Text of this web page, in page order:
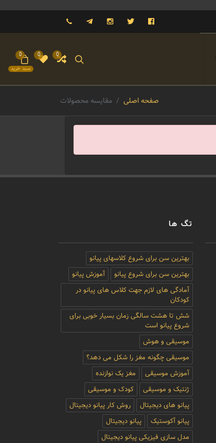
فیسبوک توییتر اینستاگرام تلگرام
0
0
سبد خرید
0
صفحه اصلی مقایسه محصولات
تگ ها
بهترین سن برای شروع کلاسهای پیانو
بهترین سن برای شروع پیانو
آموزش پیانو
آمادگی های لازم جهت کلاس های پیانو در
کودکان
شش تا هشت سالگی زمان بسیار خوبی برای
شروع پیانو است
موسیقی و هوش
موسیقی چگونه مغز را شکل می دهد؟
آموزش موسیقی
مغز یک نوازنده
ژنتیک و موسیقی
کودک و موسیقی
پیانو های دیجیتال
روش کار پیانو دیجیتال
پیانو آکوستیک
پیانو دیجیتال
مدل سازی فیزیکی پیانو دیجیتال